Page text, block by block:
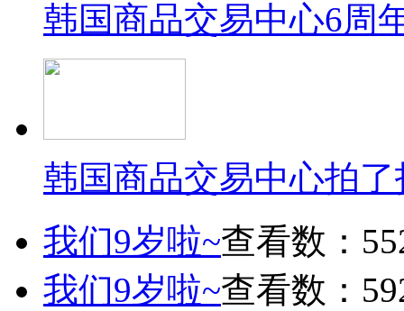
韩国商品交易中心6周
韩国商品交易中心拍
我们9岁啦~查看数：
我们9岁啦~查看数：